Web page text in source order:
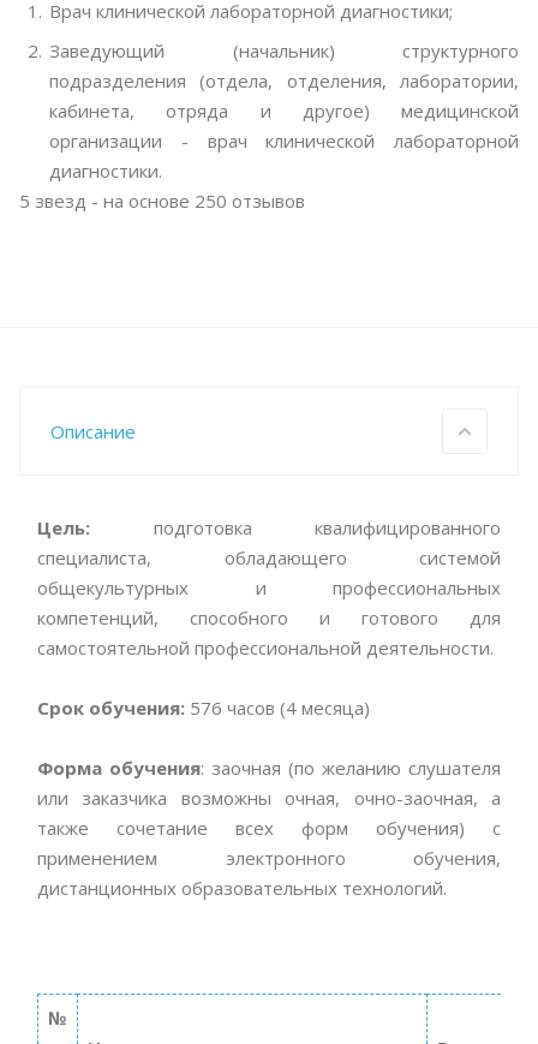
Врач клинической лабораторной диагностики;
Заведующий (начальник) структурного
подразделения (отдела, отделения, лаборатории,
кабинета, отряда и другое) медицинской
организации - врач клинической лабораторной
диагностики.
5 звезд - на основе 250 отзывов
Описание
Цель: подготовка квалифицированного
специалиста, обладающего системой
общекультурных и профессиональных
компетенций, способного и готового для
самостоятельной профессиональной деятельности.
Срок обучения: 576 часов (4 месяца)
Форма обучения: заочная (по желанию слушателя
или заказчика возможны очная, очно-заочная, а
также сочетание всех форм обучения) с
применением электронного обучения,
дистанционных образовательных технологий.
№